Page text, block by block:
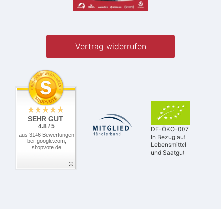
Vertrag widerrufen
SEHR GUT
4.8 / 5
aus 3146 Bewertungen
bei: google.com,
shopvote.de
DE-ÖKO-007
In Bezug auf
Lebensmittel
und Saatgut